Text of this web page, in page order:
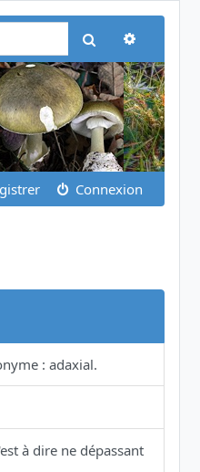
Rechercher
Connexion
: adaxial.
à dire ne dépassant